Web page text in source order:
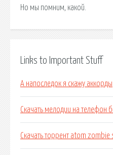
Но мы помним, какой.
Links to Important Stuff
А напоследок я скажу аккорды
Скачать мелодии на телефон
Скачать торрент atom zombie